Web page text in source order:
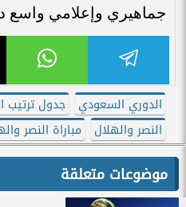
جماهيري وإعلامي واسع
الدوري السعودي
جدول ترتيب
النصر والهلال
مباراة النصر
موضوعات متعلقة